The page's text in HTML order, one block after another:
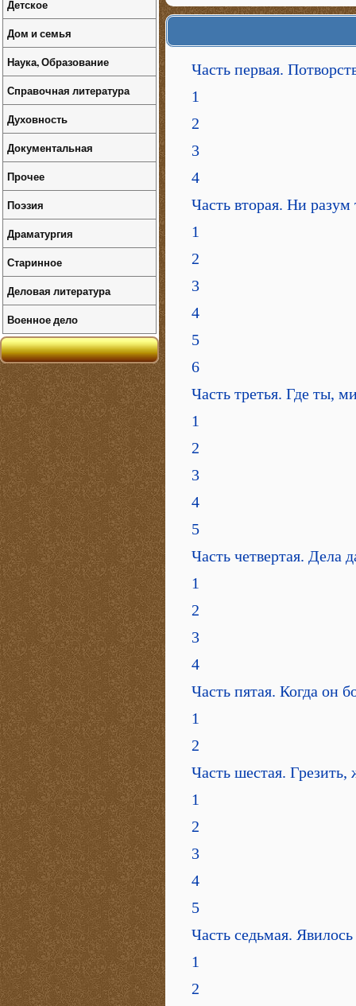
Часть первая.
1
2
3
4
Часть вторая. Ни
1
2
3
4
5
6
Часть третья. Где ты,
1
2
3
4
5
Часть четвертая. Дела
1
2
3
4
Часть пятая. Когда он
1
2
Часть шестая.
1
2
3
4
5
Часть седьмая.
1
2
Детское
Дом и семья
Наука, Образование
Справочная литература
Духовность
Документальная
Прочее
Поэзия
Драматургия
Старинное
Деловая литература
Военное дело